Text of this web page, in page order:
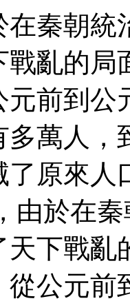
在秦朝統
戰亂的局
元前到公
萬人，
了原來
由於在
下戰亂
從公元